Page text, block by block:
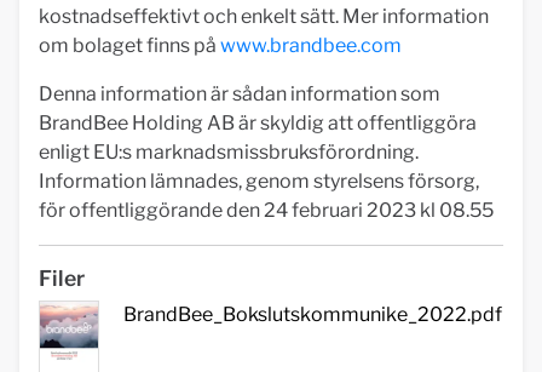
kostnadseffektivt och enkelt sätt. Mer information
om bolaget finns på www.brandbee.com
Denna information är sådan information som
BrandBee Holding AB är skyldig att offentliggöra
enligt EU:s marknadsmissbruksförordning.
Information lämnades, genom styrelsens försorg,
för offentliggörande den 24 februari 2023 kl 08.55
Filer
BrandBee_Bokslutskommunike_2022.pdf